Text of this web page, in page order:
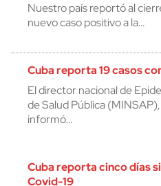
Nuestro país reportó al
nuevo caso positivo a la…
Cuba reporta 19 casos
El director nacional de
de Salud Pública
informó…
Cuba reporta cinco días
Covid-19